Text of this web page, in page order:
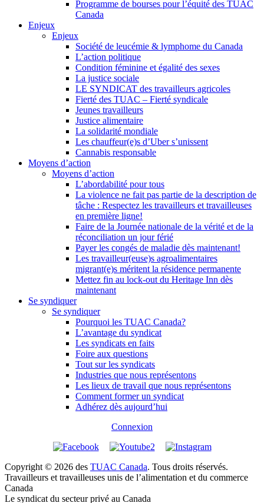
Programme de bourses pour l’équité des TUAC
Canada
Enjeux
Enjeux
Société de leucémie & lymphome du Canada
L’action politique
Condition féminine et égalité des sexes
La justice sociale
LE SYNDICAT des travailleurs agricoles
Fierté des TUAC – Fierté syndicale
Jeunes travailleurs
Justice alimentaire
La solidarité mondiale
Les chauffeur(e)s d’Uber s’unissent
Cannabis responsable
Moyens d’action
Moyens d’action
L’abordabilité pour tous
La violence ne fait pas partie de la description de
tâche : Respectez les travailleurs et travailleuses
en première ligne!
Faire de la Journée nationale de la vérité et de la
réconciliation un jour férié
Payer les congés de maladie dès maintenant!
Les travailleur(euse)s agroalimentaires
migrant(e)s méritent la résidence permanente
Mettez fin au lock-out du Heritage Inn dès
maintenant
Se syndiquer
Se syndiquer
Pourquoi les TUAC Canada?
L’avantage du syndicat
Les syndicats en faits
Foire aux questions
Tout sur les syndicats
Industries que nous représentons
Les lieux de travail que nous représentons
Comment former un syndicat
Adhérez dès aujourd’hui
Connexion
Copyright © 2026 des TUAC Canada. Tous droits réservés.
Travailleurs et travailleuses unis de l’alimentation et du commerce
Canada
Le syndicat du secteur privé au Canada